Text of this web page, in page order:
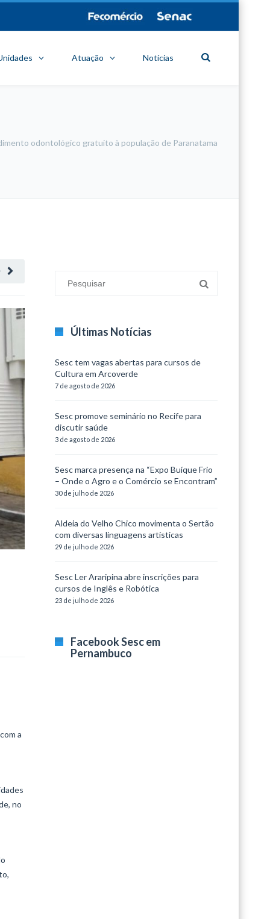
Atuação Notícias
odontológico gratuito à população de Paranatama
a
no
Últimas Notícias
Sesc tem vagas abertas para cursos de
Cultura em Arcoverde
7 de agosto de 2026
Sesc promove seminário no Recife para
discutir saúde
3 de agosto de 2026
Sesc marca presença na “Expo Buíque Frio
– Onde o Agro e o Comércio se Encontram”
30 de julho de 2026
Aldeia do Velho Chico movimenta o Sertão
com diversas linguagens artísticas
29 de julho de 2026
Sesc Ler Araripina abre inscrições para
cursos de Inglês e Robótica
23 de julho de 2026
Facebook Sesc em
Pernambuco